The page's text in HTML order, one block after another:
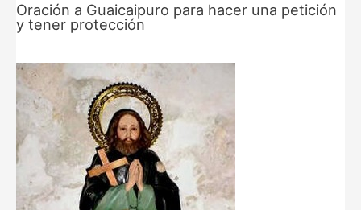
Oración a Guaicaipuro para hacer una petición
y tener protección